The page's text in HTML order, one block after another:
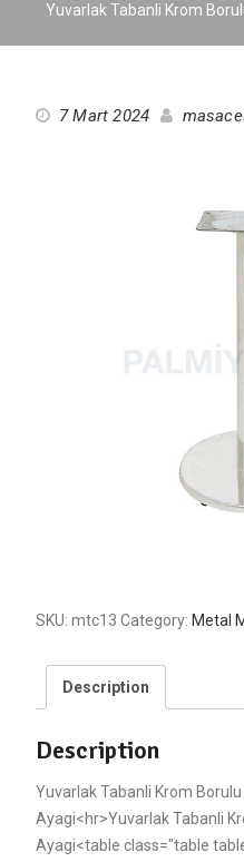
Yuvarlak Tabanli Krom
7 Mart 2024
SKU: mtc13 Category: Metal
Description
Description
Yuvarlak Tabanli Krom
Ayagi<hr>Yuvarlak Tabanli
Ayagi<table class="table